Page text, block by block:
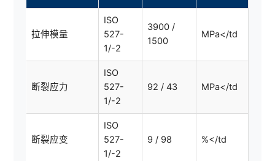
拉伸模量
ISO
527-
1/-2
3900 /
1500
MPa</td
断裂应力
ISO
527-
1/-2
92 / 43 MPa</td
断裂应变
ISO
527-
1/-2
9 / 98 %</td